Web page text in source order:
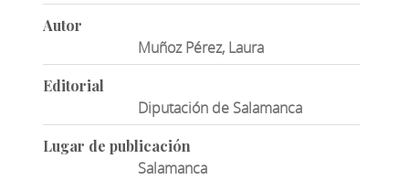
Autor
Muñoz Pérez, Laura
Editorial
Diputación de Salamanca
Lugar de publicación
Salamanca